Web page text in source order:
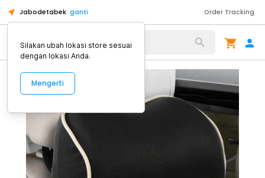
Jabodetabek ganti Order Tracking
Alat Kopi
Silakan ubah lokasi store sesuai
dengan lokasi Anda.
Mengerti